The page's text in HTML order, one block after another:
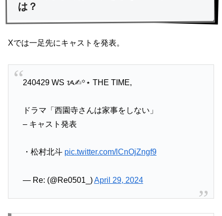
は？
Xでは一足先にキャストを発表。
240429 WS ᝰ✍︎꙳⋆ THE TIME,
ドラマ「西園寺さんは家事をしない」
– キャスト発表
・松村北斗 pic.twitter.com/lCnOjZngf9
— Re: (@Re0501_)April 29, 2024